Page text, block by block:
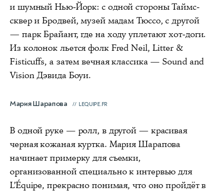
и шумный Нью-Йорк: с одной стороны Таймс-
сквер и Бродвей, музей мадам Тюссо, с другой
— парк Брайант, где на ходу уплетают хот-доги.
Из колонок льется фолк Fred Neil, Litter &
Fisticuffs, а затем вечная классика — Sound and
Vision Дэвида Боуи.
Мария Шарапова LEQUIPE.FR
В одной руке — ролл, в другой — красивая
черная кожаная куртка. Мария Шарапова
начинает примерку для съемки,
организованной специально к интервью для
L’Équipe, прекрасно понимая, что оно пройдёт в